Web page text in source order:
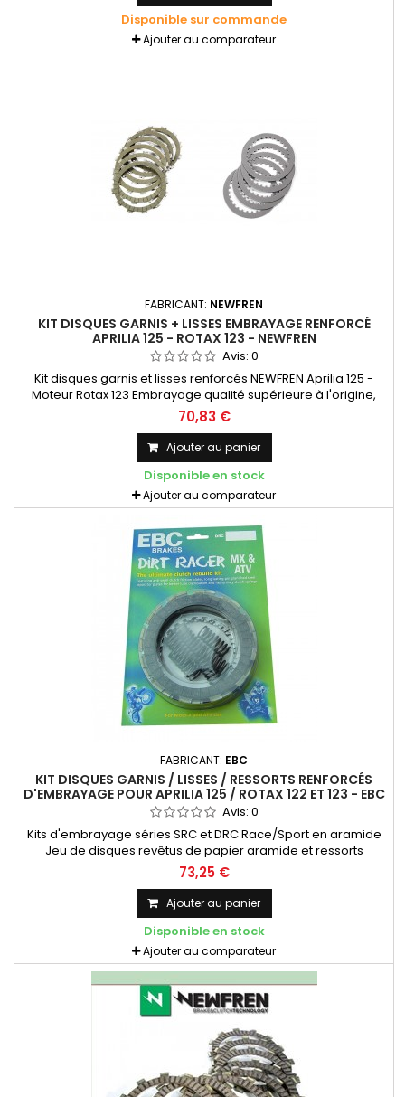
Disponible sur commande
Ajouter au comparateur
FABRICANT: NEWFREN
KIT DISQUES GARNIS + LISSES EMBRAYAGE RENFORCÉ
APRILIA 125 - ROTAX 123 - NEWFREN
Avis: 0
Kit disques garnis et lisses renforcés NEWFREN Aprilia 125 -
Moteur Rotax 123 Embrayage qualité supérieure à l'origine,
très bonne tenue aux démarrages successifs. Utilisation en
compétition ou routier. Aucune modification, se monte en lieu
et place de l'origine.
70,83 €
Ajouter au panier
Disponible en stock
Ajouter au comparateur
FABRICANT: EBC
KIT DISQUES GARNIS / LISSES / RESSORTS RENFORCÉS
D'EMBRAYAGE POUR APRILIA 125 / ROTAX 122 ET 123 - EBC
BRAKESAvis: 0
Kits d'embrayage séries SRC et DRC Race/Sport en aramide
Jeu de disques revêtus de papier aramide et ressorts
d'embrayage renforcés Accroche d'embrayage plus
agressive/rapide que les kits d'embrayage de la série CK
Standard
73,25 €
Ajouter au panier
Disponible en stock
Ajouter au comparateur